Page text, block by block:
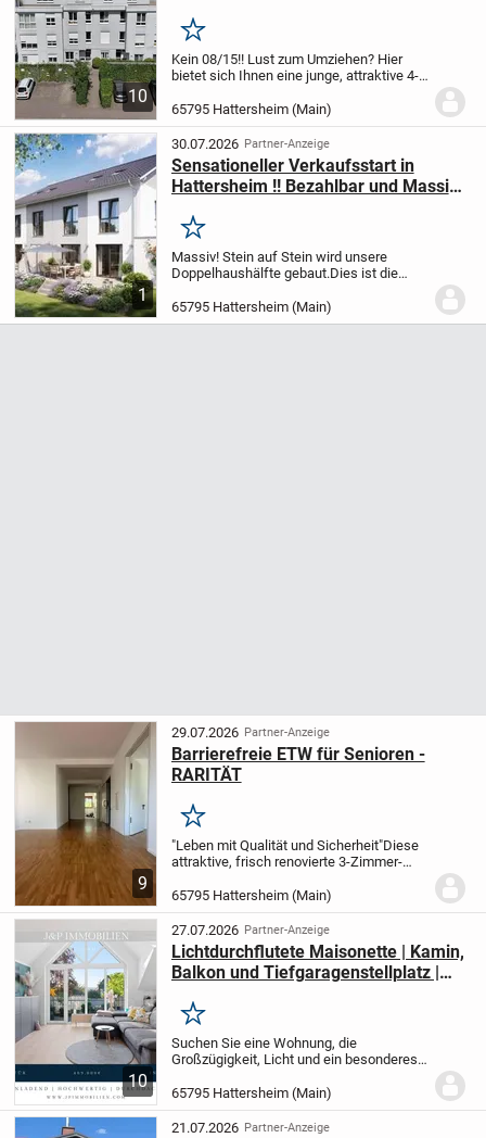
10
Merken
Kein 08/15!! Lust zum Umziehen? Hier
bietet sich Ihnen eine junge, attraktive 4-
in ruhiger Lage von Hattersheim
Betreten der Wohnung wird klar- hier...
65795 Hattersheim (Main)
1
30.07.2026 Partner-Anzeige
Sensationeller Verkaufsstart in
Hattersheim !! Bezahlbar und Massiv
einer Top Lage !! Noch eine Hälfte frei
!!
Merken
Massiv! Stein auf Stein wird unsere
Doppelhaushälfte gebaut.Dies ist die
Bauherren wünschen.Unsere Handwerker
sind erfahrene Profis, die ihr Handwerk
65795 Hattersheim (Main)
9
29.07.2026 Partner-Anzeige
Barrierefreie ETW für Senioren -
RARITÄT
Merken
"Leben mit Qualität und Sicherheit"Diese
attraktive, frisch renovierte 3-Zimmer-
von ca. 78 m² befindet sich im zweiten
Obergeschoss des EVIM
Seniorenwohnheims....
65795 Hattersheim (Main)
10
27.07.2026 Partner-Anzeige
Lichtdurchflutete Maisonette | Kamin,
Balkon und Tiefgaragenstellplatz |
Merken
Suchen Sie eine Wohnung, die
Großzügigkeit, Licht und ein besonderes
ein Zuhause mit Rückzugsorten,
moderner Ausstattung und einem Hauch
von Individualität?Dann...
65795 Hattersheim (Main)
21.07.2026 Partner-Anzeige